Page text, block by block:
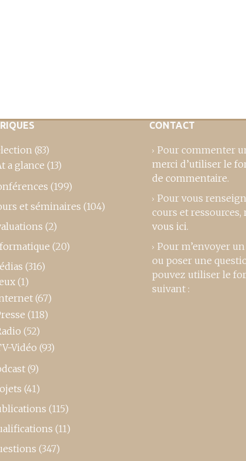
(83)
a glance (13)
(199)
et séminaires (104)
(2)
(20)
(316)
(1)
(67)
(118)
(52)
Vidéo (93)
(9)
(41)
(115)
(11)
(347)
CONTACT
Pour commenter
merci d’utiliser le
de commentaire.
Pour vous
cours et ressources,
vous ici.
Pour m’envoyer
ou poser une
pouvez utiliser le
suivant :